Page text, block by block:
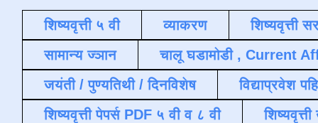
शिष्यवृत्ती ५ वी व्याकरण
शिष्यवृत्ती
सामान्य ज्ञान
चालू घडामोडी , Current
जयंती / पुण्यतिथी / दिनविशेष
विद्याप्रवेश
शिष्यवृत्ती पेपर्स PDF ५ वी व ८ वी